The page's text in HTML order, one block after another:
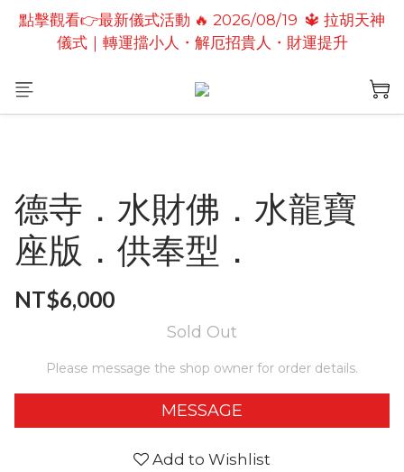
點擊觀看👉最新儀式活動🔥2026/08/19 💗2026七夕
情定善緣桃花燈｜泰國高僧祈願點燈儀式
點擊觀看👉最新儀式活動 🔥 2026/08/19  🔱 拉胡天神
儀式｜轉運擋小人・解厄招貴人・財運提升
點擊觀看👉最新儀式活動🔥 2026/08/31 💖愛神儀式
德寺．水財佛．水龍寶
座版．供奉型．
NT$6,000
Sold Out
Please message the shop owner for order details.
MESSAGE
Add to Wishlist